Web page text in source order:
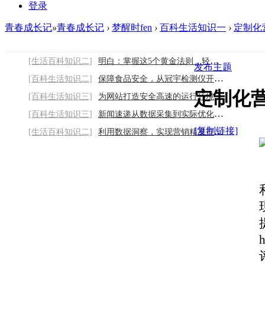
登录
青春成长记»青春成长记 › 梦醒时fen › 百科生活知识一 › 定制化
[生活百科知识二]
明白：掌握这5个黄金法则，轻松优化你的网
[百科生活知识二]
保障食品安全，从冠宇检测仪开始2026/8/8
[百科生活知识三]
为网站打造安全高速的运行环境2026/8/8
[百科生活知识三]
新闻速递从数据采集到实际优化的全流程，提
[生活百科知识二]
利用数据洞察，实现营销精准打击2026/8/8
发布主题
定制化
[复制链接]